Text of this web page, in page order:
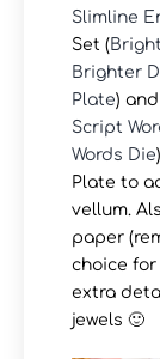
Slimline
Set (
Brighter
Plate)
Script
Words Die
Plate to
vellum.
paper
choice for
extra
jewels 🙂